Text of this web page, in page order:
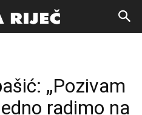
„Pozivam
radimo na